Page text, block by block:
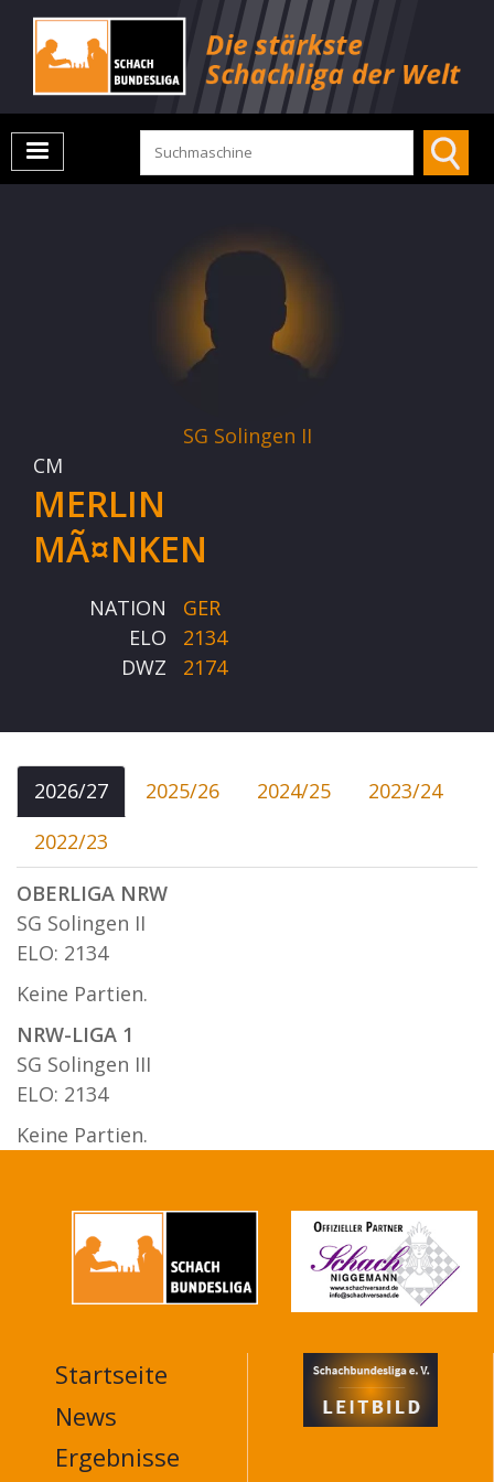
SG Solingen II
CM
MERLIN
MÃ¤NKEN
NATION
GER
ELO
2134
DWZ
2174
2026/27 2025/26 2024/25
2023/24
2022/23
OBERLIGA NRW
SG Solingen II
ELO: 2134
Keine Partien.
NRW-LIGA 1
SG Solingen III
ELO: 2134
Keine Partien.
MAIN
NAVIGATION
FOOTER
Startseite
News
Ergebnisse